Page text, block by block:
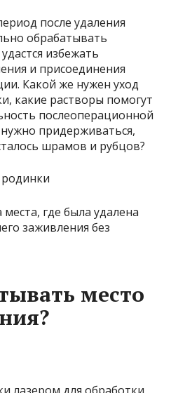
после удаления
обрабатывать
избежать
и присоединения
Какой же нужен уход
какие растворы помогут
послеоперационной
придерживаться,
шрамов и рубцов?
где была удалена
заживления без
место